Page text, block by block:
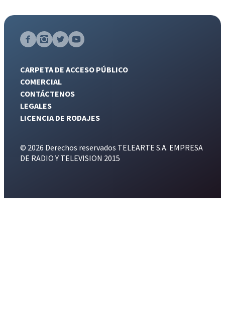
CARPETA DE ACCESO PÚBLICO
COMERCIAL
CONTÁCTENOS
LEGALES
LICENCIA DE RODAJES
© 2026 Derechos reservados TELEARTE S.A. EMPRESA
DE RADIO Y TELEVISION 2015